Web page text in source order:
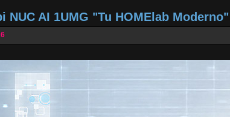
NUC AI 1UMG "Tu HOMElab Moderno"